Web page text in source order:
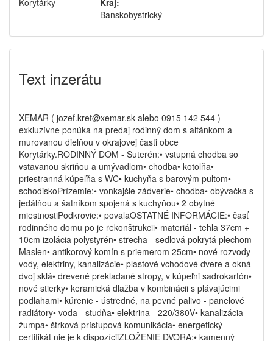
Korytárky
Kraj:
Banskobystrický
Text inzerátu
XEMAR ( jozef.kret@xemar.sk alebo 0915 142 544 )
exkluzívne ponúka na predaj rodinný dom s altánkom a
murovanou dielňou v okrajovej časti obce
Korytárky.RODINNÝ DOM - Suterén:• vstupná chodba so
vstavanou skriňou a umývadlom• chodba• kotolňa•
priestranná kúpeľňa s WC• kuchyňa s barovým pultom•
schodiskoPrízemie:• vonkajšie zádverie• chodba• obývačka s
jedálňou a šatníkom spojená s kuchyňou• 2 obytné
miestnostiPodkrovie:• povalaOSTATNÉ INFORMÁCIE:• časť
rodinného domu po je rekonštrukcii• materiál - tehla 37cm +
10cm izolácia polystyrén• strecha - sedlová pokrytá plechom
Maslen• antikorový komín s priemerom 25cm• nové rozvody
vody, elektriny, kanalizácie• plastové vchodové dvere a okná
dvoj sklá• drevené prekladané stropy, v kúpeľni sadrokartón•
nové stierky• keramická dlažba v kombinácii s plávajúcimi
podlahami• kúrenie - ústredné, na pevné palivo - panelové
radiátory• voda - studňa• elektrina - 220/380V• kanalizácia -
žumpa• štrková prístupová komunikácia• energetický
certifikát nie je k dispozíciiZLOŽENIE DVORA:• kamenný